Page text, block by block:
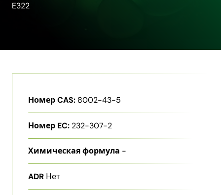
E322
Номер CAS: 8002-43-5
Номер EC: 232-307-2
Химическая формула -
ADR Нет